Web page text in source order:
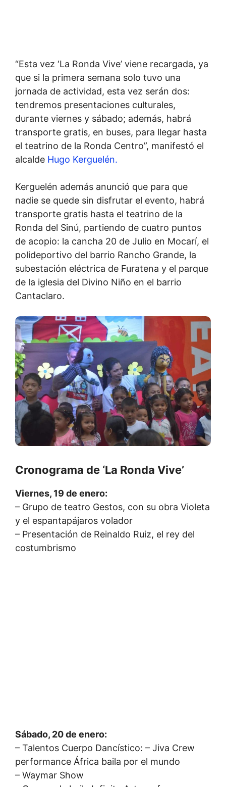
“Esta vez ‘La Ronda Vive’ viene recargada, ya
que si la primera semana solo tuvo una
jornada de actividad, esta vez serán dos:
tendremos presentaciones culturales,
durante viernes y sábado; además, habrá
transporte gratis, en buses, para llegar hasta
el teatrino de la Ronda Centro”, manifestó el
alcalde Hugo Kerguelén.
Kerguelén además anunció que para que
nadie se quede sin disfrutar el evento, habrá
transporte gratis hasta el teatrino de la
Ronda del Sinú, partiendo de cuatro puntos
de acopio: la cancha 20 de Julio en Mocarí, el
polideportivo del barrio Rancho Grande, la
subestación eléctrica de Furatena y el parque
de la iglesia del Divino Niño en el barrio
Cantaclaro.
Cronograma de ‘La Ronda Vive’
Viernes, 19 de enero:
– Grupo de teatro Gestos, con su obra Violeta
y el espantapájaros volador
– Presentación de Reinaldo Ruiz, el rey del
costumbrismo
Sábado, 20 de enero:
– Talentos Cuerpo Dancístico: – Jiva Crew
performance África baila por el mundo
– Waymar Show